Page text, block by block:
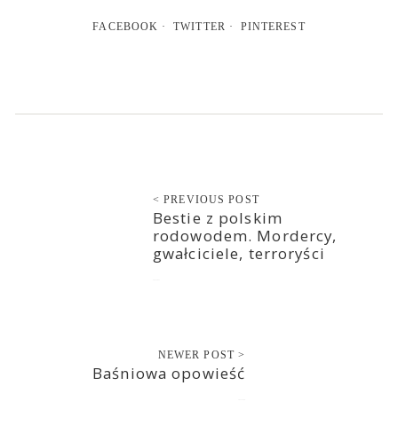
FACEBOOK TWITTER PINTEREST
< PREVIOUS POST
Bestie z polskim
rodowodem. Mordercy,
gwałciciele, terroryści
NEWER POST >
Baśniowa opowieść